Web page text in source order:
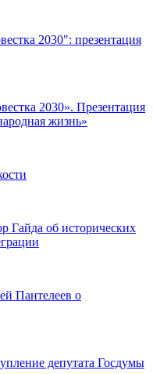
2030": презентация
2030». Презентация
жизнь»
Гайда об исторических
Пантелеев о
депутата Госдумы